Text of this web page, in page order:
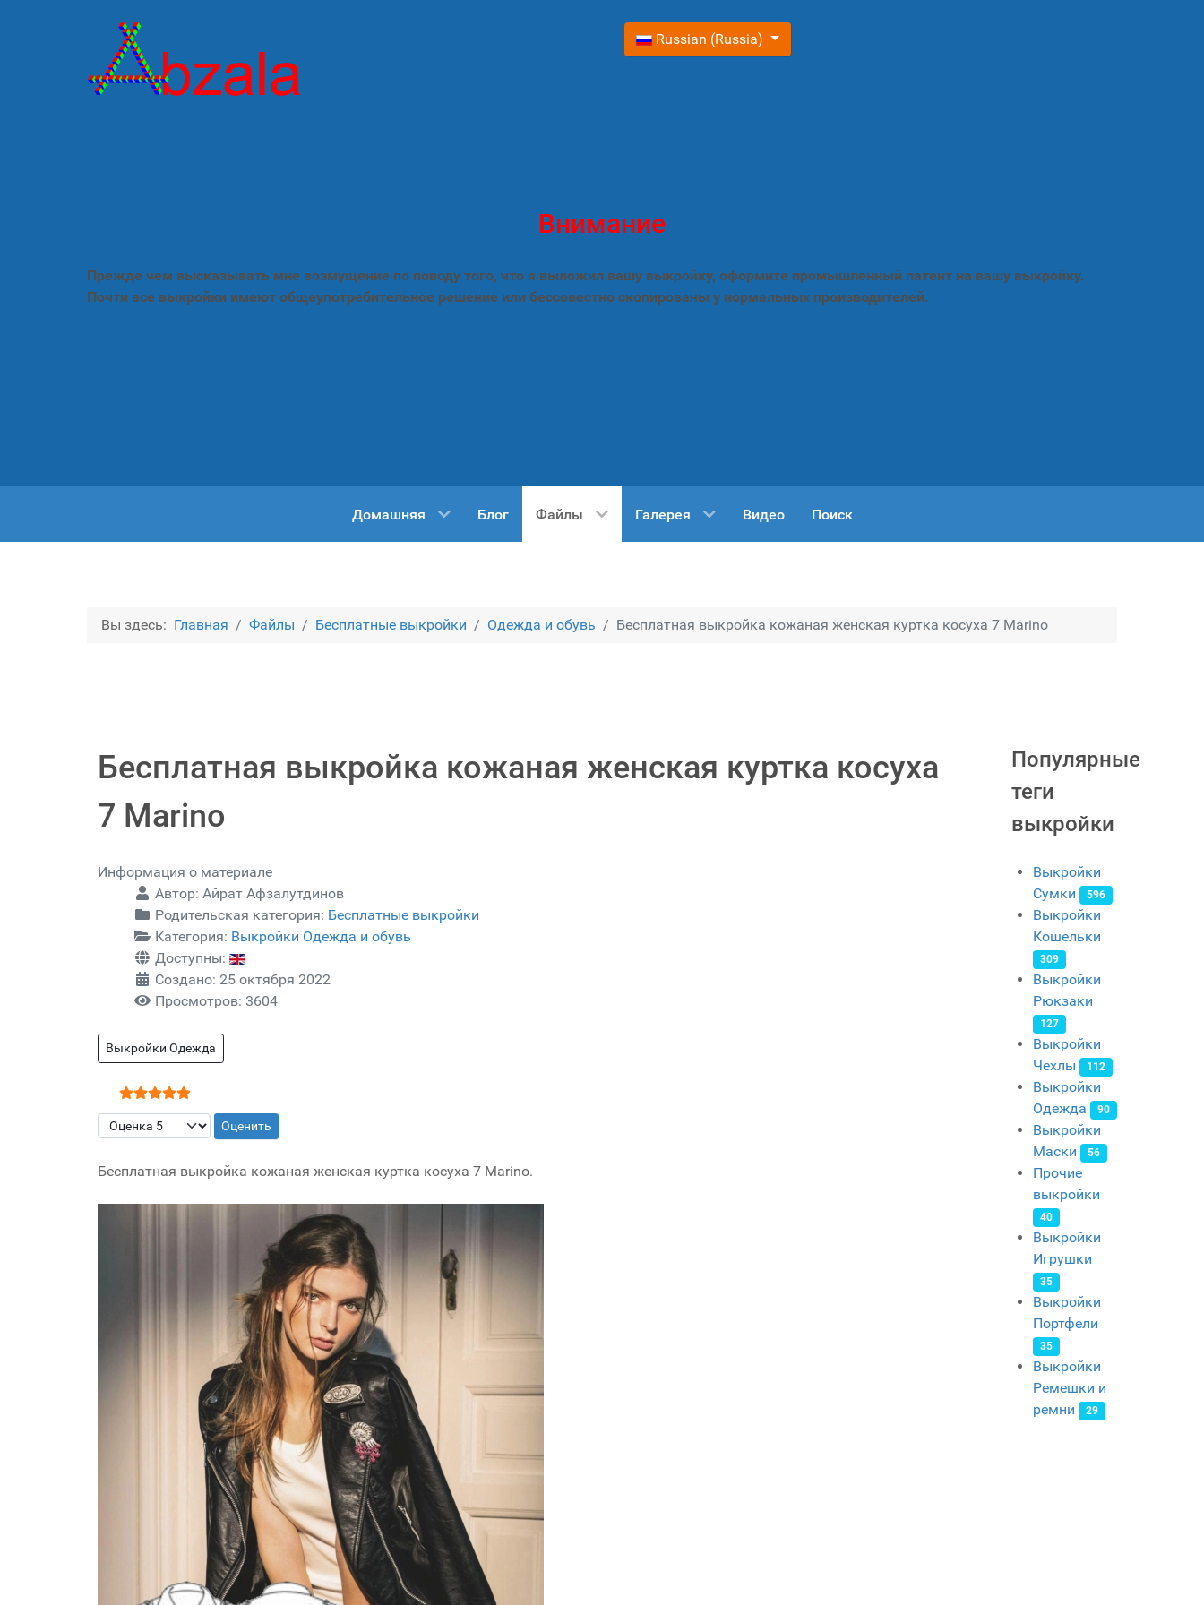
Выберите язык
Russian (Russia)
Внимание
Прежде чем высказывать мне возмущение по поводу того, что я выложил вашу выкройку, оформите промышленный патент на вашу выкройку.
Почти все выкройки имеют общеупотребительное решение или бессовестно скопированы у нормальных производителей.
Домашняя Блог Файлы Галерея Видео Поиск
Вы здесь: Главная Файлы Бесплатные выкройки Одежда и обувь Бесплатная выкройка кожаная женская куртка косуха 7 Marino
Бесплатная выкройка кожаная женская куртка косуха
7 Marino
Информация о материале
Автор: Айрат Афзалутдинов
Родительская категория: Бесплатные выкройки
Категория: Выкройки Одежда и обувь
Доступны:
Создано: 25 октября 2022
Просмотров: 3604
Выкройки Одежда
Рейтинг:5/5
Пожалуйста, оцените
Бесплатная выкройка кожаная женская куртка косуха 7 Marino.
Популярные
теги
выкройки
Выкройки
Сумки
596
Выкройки
Кошельки
309
Выкройки
Рюкзаки
127
Выкройки
Чехлы
112
Выкройки
Одежда
90
Выкройки
Маски
56
Прочие
выкройки
40
Выкройки
Игрушки
35
Выкройки
Портфели
35
Выкройки
Ремешки и
ремни
29